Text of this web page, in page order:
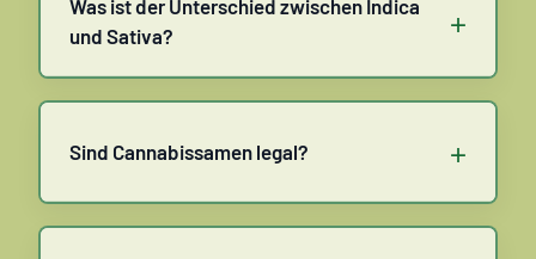
Was ist der Unterschied zwischen Indica
und Sativa?
+
Sind Cannabissamen legal? +